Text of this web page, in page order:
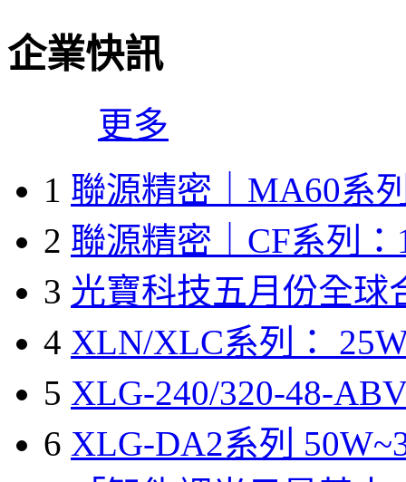
企業快訊
更多
1 聯源精密｜MA60系
2 聯源精密｜CF系列：
3 光寶科技五月份全球
4 XLN/XLC系列：
5 XLG-240/320-48-
6 XLG-DA2系列